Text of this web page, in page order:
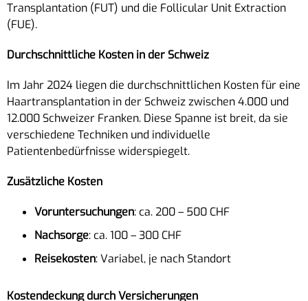
Transplantation (FUT) und die Follicular Unit Extraction
(FUE).
Durchschnittliche Kosten in der Schweiz
Im Jahr 2024 liegen die durchschnittlichen Kosten für eine
Haartransplantation in der Schweiz zwischen 4.000 und
12.000 Schweizer Franken. Diese Spanne ist breit, da sie
verschiedene Techniken und individuelle
Patientenbedürfnisse widerspiegelt.
Zusätzliche Kosten
Voruntersuchungen: ca. 200 – 500 CHF
Nachsorge: ca. 100 – 300 CHF
Reisekosten: Variabel, je nach Standort
Kostendeckung durch Versicherungen